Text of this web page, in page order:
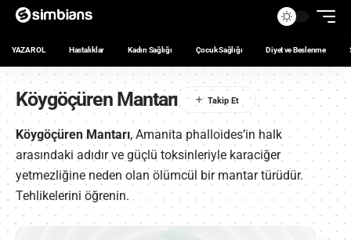
YAZAR OL Hastalıklar Kadın Sağlığı Çocuk Sağlığı Diyet ve Beslenme
Köygöçüren Mantarı
Köygöçüren Mantarı, Amanita phalloides’in halk
arasındaki adıdır ve güçlü toksinleriyle karaciğer
yetmezliğine neden olan ölümcül bir mantar türüdür.
Tehlikelerini öğrenin.